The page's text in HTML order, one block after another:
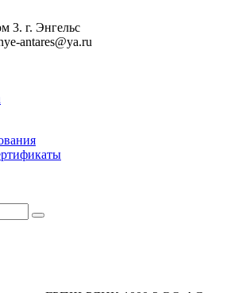
3. г. Энгельс
antares@ya.ru